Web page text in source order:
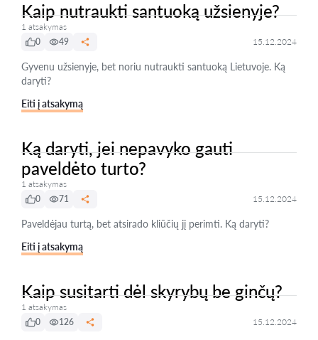
Kaip nutraukti santuoką užsienyje?
1 atsakymas
0
49 15.12.2024
Gyvenu užsienyje, bet noriu nutraukti santuoką Lietuvoje. Ką
daryti?
Eiti į atsakymą
Ką daryti, jei nepavyko gauti
paveldėto turto?
1 atsakymas
0
71 15.12.2024
Paveldėjau turtą, bet atsirado kliūčių jį perimti. Ką daryti?
Eiti į atsakymą
Kaip susitarti dėl skyrybų be ginčų?
1 atsakymas
0
126 15.12.2024